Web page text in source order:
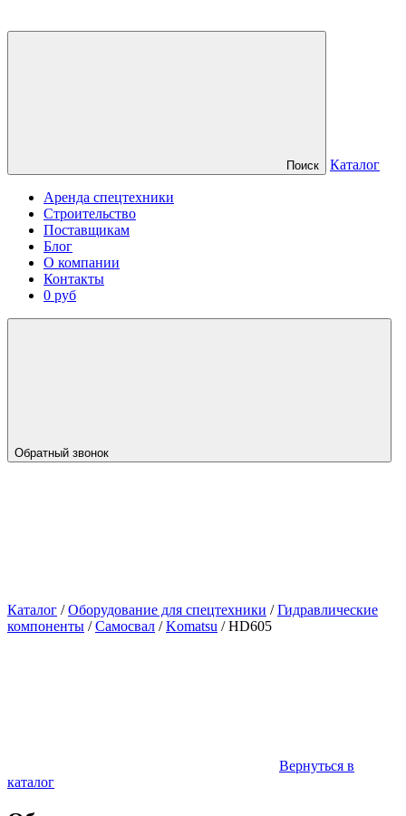
Поиск Каталог
Аренда спецтехники
Строительство
Поставщикам
Блог
О компании
Контакты
0 руб
Обратный звонок
Каталог /Оборудование для спецтехники /Гидравлические
компоненты /Самосвал /Komatsu /HD605
Вернуться в
каталог